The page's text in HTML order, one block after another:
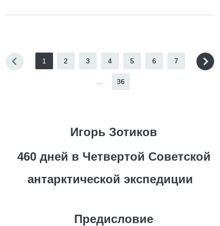
1 2 3 4 5 6 7
36
Игорь Зотиков
460 дней в Четвертой Советской
антарктической экспедиции
Предисловие